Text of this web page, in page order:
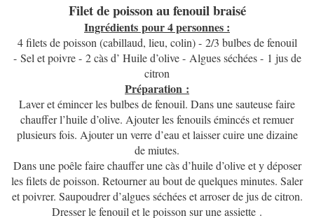
Filet de poisson au fenouil braisé
Ingrédients pour 4 personnes :
4 filets de poisson (cabillaud, lieu, colin) - 2/3 bulbes de fenouil
- Sel et poivre - 2 càs d’ Huile d’olive - Algues séchées - 1 jus de
citron
Préparation :
Laver et émincer les bulbes de fenouil. Dans une sauteuse faire
chauffer l’huile d’olive. Ajouter les fenouils émincés et remuer
plusieurs fois. Ajouter un verre d’eau et laisser cuire une dizaine
de miutes.
Dans une poêle faire chauffer une càs d’huile d’olive et y déposer
les filets de poisson. Retourner au bout de quelques minutes. Saler
et poivrer. Saupoudrer d’algues séchées et arroser de jus de citron.
Dresser le fenouil et le poisson sur une assiette .